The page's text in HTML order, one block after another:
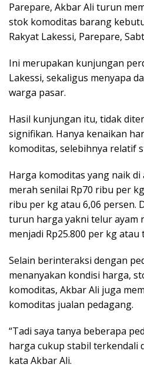
Parepare, Akbar Ali turun
stok komoditas barang
Rakyat Lakessi, Parepare,
Ini merupakan kunjungan
Lakessi, sekaligus menyapa
warga pasar.
Hasil kunjungan itu, tidak
signifikan. Hanya kenaikan
komoditas, selebihnya relatif
Harga komoditas yang naik
merah senilai Rp70 ribu per
ribu per kg atau 6,06 persen.
turun harga yakni telur ayam
menjadi Rp25.800 per kg
Selain berinteraksi dengan
menanyakan kondisi harga,
komoditas, Akbar Ali juga
komoditas jualan pedagang.
“Tadi saya tanya beberapa
harga cukup stabil terkendali
kata Akbar Ali.